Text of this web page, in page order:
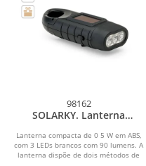
98162
SOLARKY. Lanterna
com 3 LEDs brancos com 90
lumens
Lanterna compacta de 0 5 W em ABS,
com 3 LEDs brancos com 90 lumens. A
lanterna dispõe de dois métodos de